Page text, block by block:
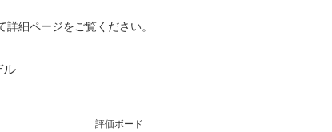
細ページをご覧ください。
評価ボード